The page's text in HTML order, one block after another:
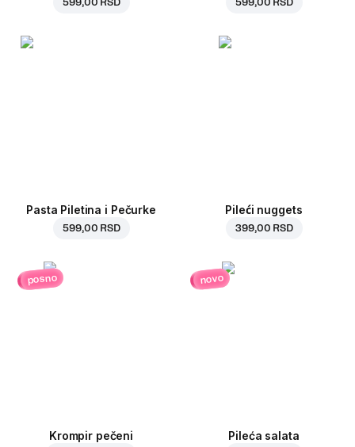
Pasta Piletina i Pečurke
599,00 RSD
Pileći nuggets
399,00 RSD
posno
Krompir pečeni
novo
Pileća salata